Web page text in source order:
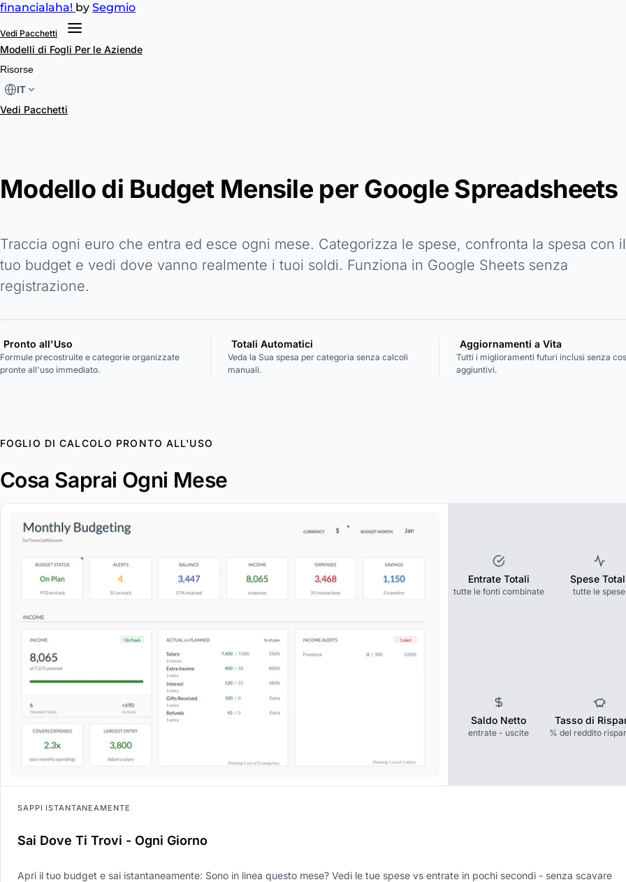
financialaha! by Segmio
Vedi Pacchetti
Modelli di Fogli Per le Aziende
Risorse
IT
Vedi Pacchetti
Modello di Budget Mensile per Google Spreadsheets
Traccia ogni euro che entra ed esce ogni mese. Categorizza le spese, confronta la spesa con il
tuo budget e vedi dove vanno realmente i tuoi soldi. Funziona in Google Sheets senza
registrazione.
Pronto all'Uso
Formule precostruite e categorie organizzate
pronte all'uso immediato.
Totali Automatici
Veda la Sua spesa per categoria senza calcoli
manuali.
Aggiornamenti a Vita
Tutti i miglioramenti futuri inclusi senza
aggiuntivi.
FOGLIO DI CALCOLO PRONTO ALL'USO
Cosa Saprai Ogni Mese
SAPPI ISTANTANEAMENTE
Sai Dove Ti Trovi - Ogni Giorno
Apri il tuo budget e sai istantaneamente: Sono in linea questo mese? Vedi le tue spese vs entrate in pochi secondi - senza scavare
Entrate Totali
tutte le fonti combinate
Spese
tutte le spese
Saldo Netto
entrate - uscite
Tasso di
% del reddito